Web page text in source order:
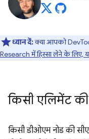
ध्यान दें:क्या आपको
Research में हिस्सा लेने के लिए,
किसी एलिमेंट
किसी डीओएम नोड की